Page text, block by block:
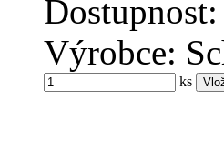
Dostupnost:
Výrobce:
ks